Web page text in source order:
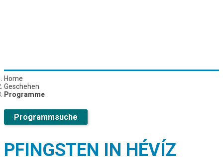
Home
Geschehen
Programme
Programmsuche
PFINGSTEN IN HÉVÍZ